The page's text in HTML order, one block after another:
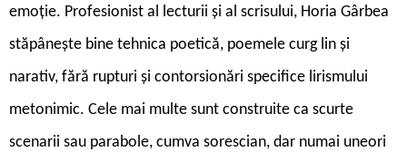
emoție. Profesionist al lecturii și al scrisului, Horia Gârbea
stăpânește bine tehnica poetică, poemele curg lin și
narativ, fără rupturi și contorsionări specifice lirismului
metonimic. Cele mai multe sunt construite ca scurte
scenarii sau parabole, cumva sorescian, dar numai uneori